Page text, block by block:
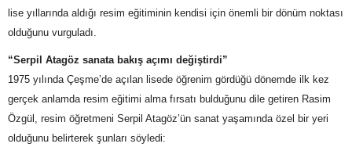
lise yıllarında aldığı resim eğitiminin kendisi için önemli bir dönüm noktası
olduğunu vurguladı.
“Serpil Atagöz sanata bakış açımı değiştirdi”
1975 yılında Çeşme’de açılan lisede öğrenim gördüğü dönemde ilk kez
gerçek anlamda resim eğitimi alma fırsatı bulduğunu dile getiren Rasim
Özgül, resim öğretmeni Serpil Atagöz’ün sanat yaşamında özel bir yeri
olduğunu belirterek şunları söyledi: